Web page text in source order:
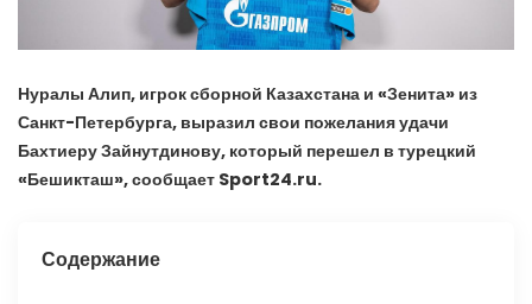
Нуралы Алип, игрок сборной Казахстана и «Зенита» из
Санкт-Петербурга, выразил свои пожелания удачи
Бахтиеру Зайнутдинову, который перешел в турецкий
«Бешикташ», сообщает Sport24.ru.
Содержание